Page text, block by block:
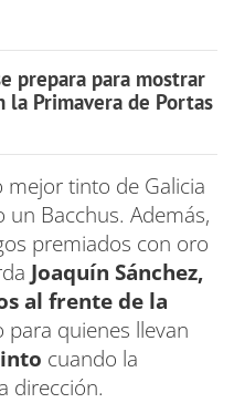
prepara para mostrar
la Primavera de Portas
mejor tinto de Galicia
Bacchus. Además,
premiados con oro
Joaquín Sánchez,
al frente de la
quienes llevan
cuando la
dirección.